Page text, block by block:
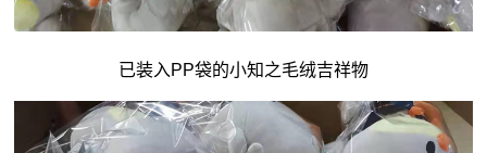
已装入PP袋的小知之毛绒吉祥物